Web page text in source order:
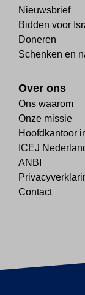
Nieuwsbrief
Bidden voor
Doneren
Schenken en
Over ons
Ons waarom
Onze missie
Hoofdkantoor
ICEJ
ANBI
Contact